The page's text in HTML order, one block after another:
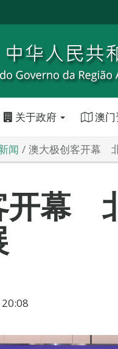
关于政府 澳门
闻 澳大极创客开幕
开幕